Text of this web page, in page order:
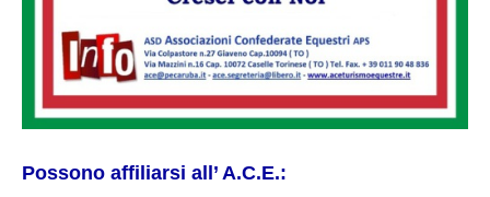
Possono affiliarsi all’ A.C.E.: